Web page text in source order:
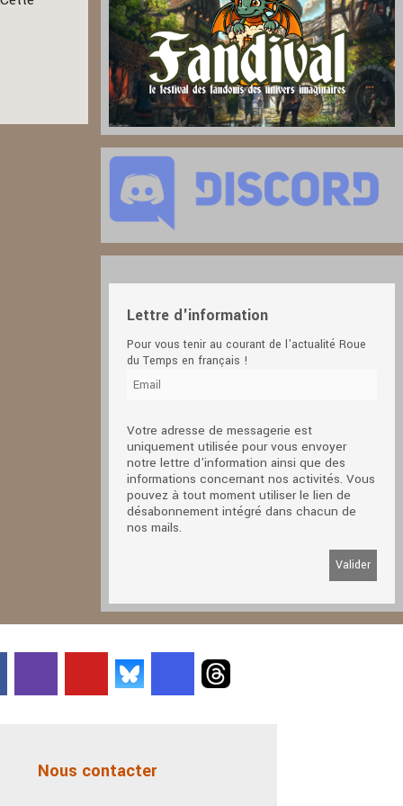
Lettre d'information
Pour vous tenir au courant de l'actualité Roue
du Temps en français !
Votre adresse de messagerie est
uniquement utilisée pour vous envoyer
notre lettre d'information ainsi que des
informations concernant nos activités. Vous
pouvez à tout moment utiliser le lien de
désabonnement intégré dans chacun de
nos mails.
Nous contacter